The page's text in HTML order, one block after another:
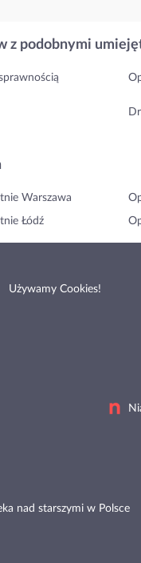
z podobnymi
Warszawa
Łódź
Używamy Cookies!
nad starszymi w Polsce